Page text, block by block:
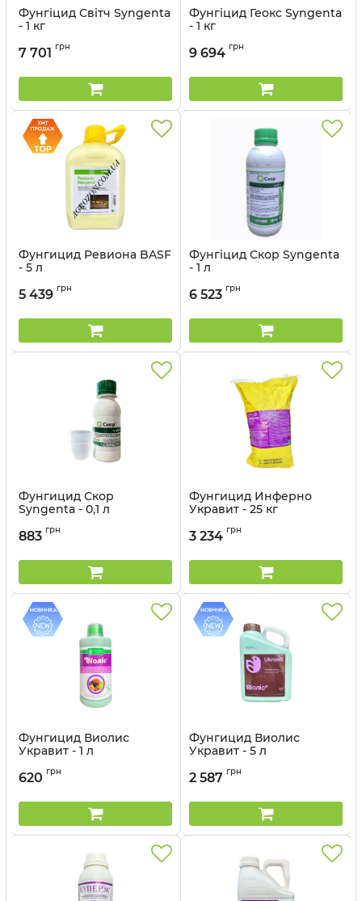
Фунгіцид Світч Syngenta
- 1 кг
7 701 грн
Фунгіцид Геокс Syngenta
- 1 кг
9 694 грн
Фунгицид Ревиона BASF
- 5 л
5 439 грн
Фунгіцид Скор Syngenta
- 1 л
6 523 грн
Фунгицид Скор
Syngenta - 0,1 л
883 грн
Фунгицид Инферно
Укравит - 25 кг
3 234 грн
Фунгицид Виолис
Укравит - 1 л
620 грн
Фунгицид Виолис
Укравит - 5 л
2 587 грн